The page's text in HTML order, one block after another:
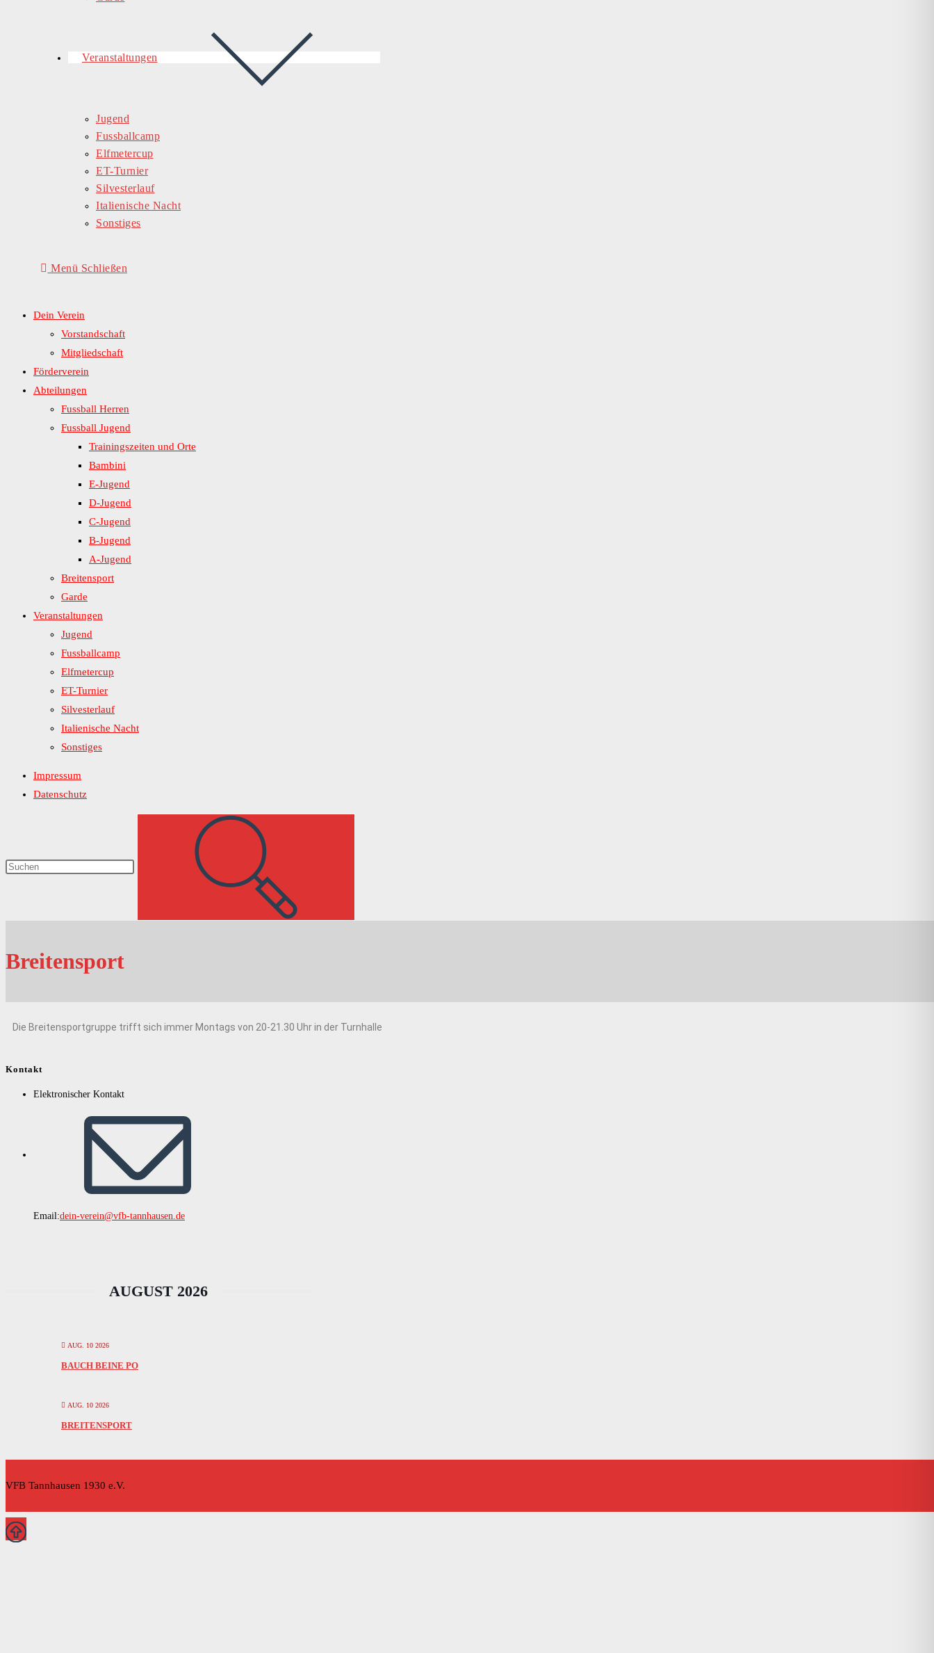
Veranstaltungen
Jugend
Fussballcamp
Elfmetercup
ET-Turnier
Silvesterlauf
Italienische Nacht
Sonstiges
Menü Schließen
Dein Verein
Vorstandschaft
Mitgliedschaft
Förderverein
Abteilungen
Fussball Herren
Fussball Jugend
Trainingszeiten und Orte
Bambini
E-Jugend
D-Jugend
C-Jugend
B-Jugend
A-Jugend
Breitensport
Garde
Veranstaltungen
Jugend
Fussballcamp
Elfmetercup
ET-Turnier
Silvesterlauf
Italienische Nacht
Sonstiges
Impressum
Datenschutz
Breitensport
Die Breitensportgruppe trifft sich immer Montags von 20-21.30 Uhr in der Turnhalle
Kontakt
Elektronischer Kontakt
Email:dein-verein@vfb-tannhausen.de
AUGUST 2026
AUG. 10 2026
BAUCH BEINE PO
AUG. 10 2026
BREITENSPORT
VFB Tannhausen 1930 e.V.